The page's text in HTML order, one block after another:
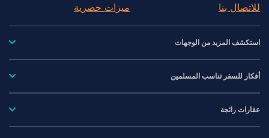
للاتصال بنا
ميزات حصرية
استكشف المزيد من الوجهات
أفكار للسفر تناسب المسلمين
عقارات رائجة